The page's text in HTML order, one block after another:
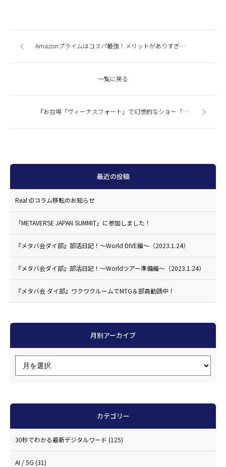
Amazonプライムはコスパ最強！メリットがありすぎる！！無料体験で特典を１ヶ月使ってみた。
一覧に戻る
『お台場「ヴィーナスフォート」で幻想的なショー「Venus Starium」開催中！』今週の商業施設ニューストピックスまとめ（2015.12.10発行）
最近の投稿
Real iDコラム移転のお知らせ
「METAVERSE JAPAN SUMMIT」に参加しました！
『メタバ会ダイ部』部活日記！〜World DIVE編〜（2023.1.24）
『メタバ会ダイ部』部活日記！〜Worldツアー準備編〜（2023.1.24）
『メタバ会 ダイ部』ワクワクルームでMTG＆部員勧誘中！
月別アーカイブ
カテゴリー
30秒でわかる最新デジタルワード (125)
AI / 5G (31)